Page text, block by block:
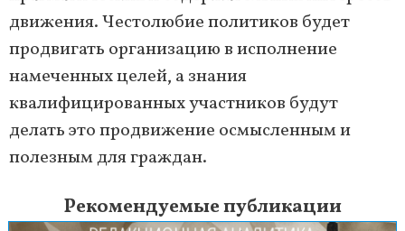
движения. Честолюбие политиков будет
продвигать организацию в исполнение
намеченных целей, а знания
квалифицированных участников будут
делать это продвижение осмысленным и
полезным для граждан.
Рекомендуемые публикации